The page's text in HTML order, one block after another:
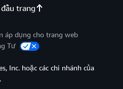
trang
áp dụng cho trang web
Tư
Inc. hoặc các chi nhánh của